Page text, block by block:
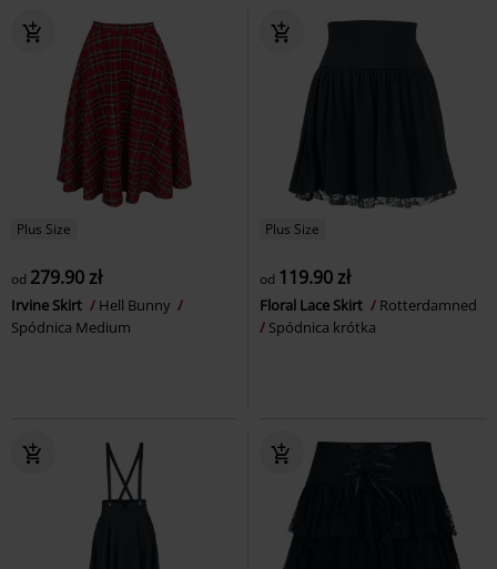
Plus Size
od 279.90 zł
Irvine Skirt
Hell Bunny
Spódnica Medium
Plus Size
od 119.90 zł
Floral Lace Skirt
Rotterdamned
Spódnica krótka